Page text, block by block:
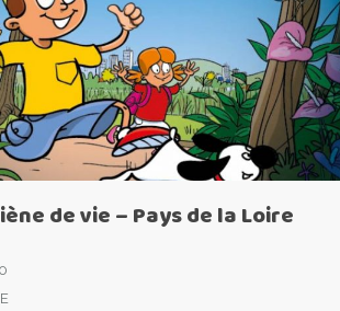
de vie – Pays de la Loire